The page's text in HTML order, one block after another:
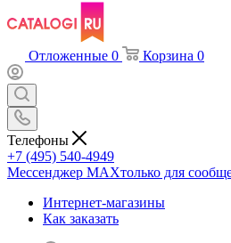
Отложенные 0 Корзина 0
Телефоны
+7 (495) 540-4949
Мессенджер МАХтолько для
Интернет-магазины
Как заказать